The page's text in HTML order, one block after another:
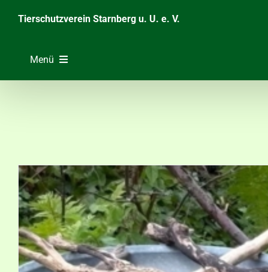
InhaltTierschutzverein Starnberg u. U. e. V.
Menü
Helfen & Spenden
Der Verein
Ratgeber & Service
Aktuelles